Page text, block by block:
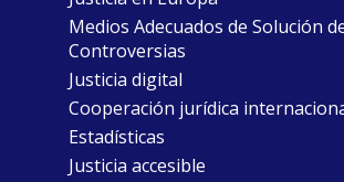
Medios Adecuados de Solución
Controversias
Justicia digital
Cooperación jurídica
Estadísticas
Justicia accesible